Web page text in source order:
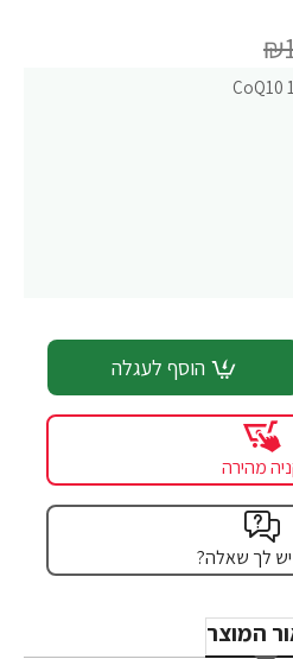
CoQ10
הוסף לעגלה
מהירה
לך שאלה?
המוצר